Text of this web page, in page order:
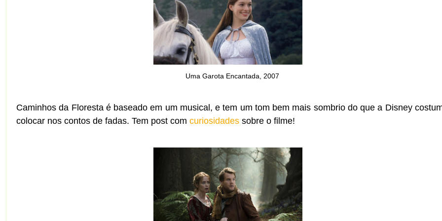
Uma Garota Encantada, 2007
Caminhos da Floresta é baseado em um musical, e tem um tom bem mais sombrio do que a Disney
colocar nos contos de fadas. Tem post com curiosidades sobre o filme!